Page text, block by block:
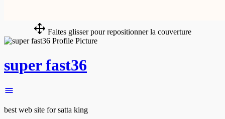
Faites glisser pour repositionner la couverture
super fast36
best web site for satta king